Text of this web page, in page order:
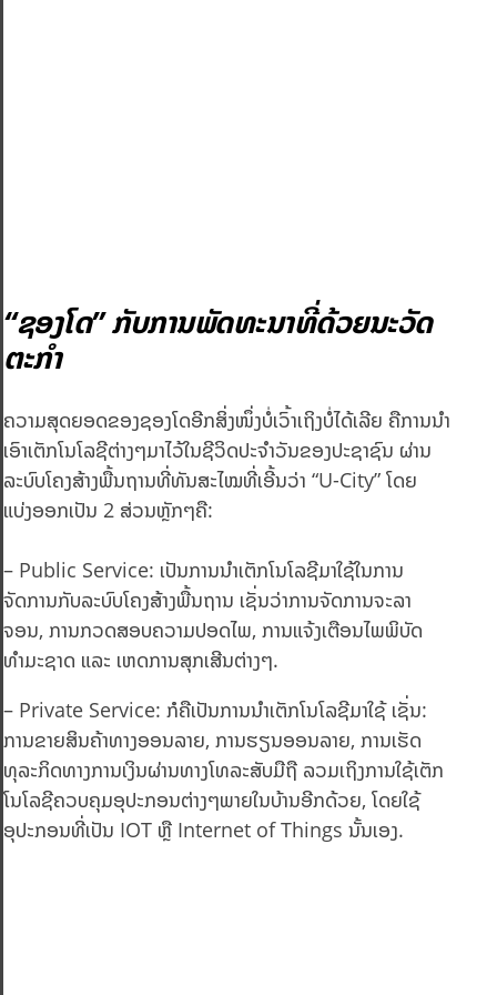
“ຊອງໂດ” ກັບການພັດທະນາທີ່ດ້ວຍນະວັດ
ຕະກຳ
ຄວາມສຸດຍອດຂອງຊອງໂດອີກສິ່ງໜຶ່ງບໍ່ເວົ້າເຖິງບໍ່ໄດ້ເລີຍ ຄືການນຳ
ເອົາເຕັກໂນໂລຊີຕ່າງໆມາໄວ້ໃນຊີວິດປະຈຳວັນຂອງປະຊາຊົນ ຜ່ານ
ລະບົບໂຄງສ້າງພື້ນຖານທີ່ທັນສະໄໝທີ່ເອີ້ນວ່າ “U-City” ໂດຍ
ແບ່ງອອກເປັນ 2 ສ່ວນຫຼັກໆຄື:
– Public Service: ເປັນການນຳເຕັກໂນໂລຊີມາໃຊ້ໃນການ
ຈັດການກັບລະບົບໂຄງສ້າງພື້ນຖານ ເຊັ່ນວ່າການຈັດການຈະລາ
ຈອນ, ການກວດສອບຄວາມປອດໄພ, ການແຈ້ງເຕືອນໄພພິບັດ
ທຳມະຊາດ ແລະ ເຫດການສຸກເສີນຕ່າງໆ.
– Private Service: ກໍຄືເປັນການນຳເຕັກໂນໂລຊີມາໃຊ້ ເຊັ່ນ:
ການຂາຍສິນຄ້າທາງອອນລາຍ, ການຮຽນອອນລາຍ, ການເຮັດ
ທຸລະກິດທາງການເງິນຜ່ານທາງໂທລະສັບມືຖື ລວມເຖິງການໃຊ້ເຕັກ
ໂນໂລຊີຄວບຄຸມອຸປະກອນຕ່າງໆພາຍໃນບ້ານອີກດ້ວຍ, ໂດຍໃຊ້
ອຸປະກອນທີ່ເປັນ IOT ຫຼື Internet of Things ນັ້ນເອງ.